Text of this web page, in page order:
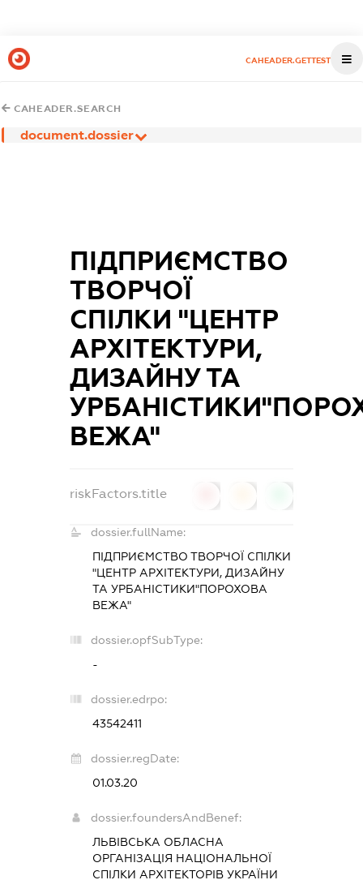
CAHEADER.GETTEST
CAHEADER.SEARCH
document.dossier
ПІДПРИЄМСТВО
ТВОРЧОЇ
СПІЛКИ "ЦЕНТР
АРХІТЕКТУРИ,
ДИЗАЙНУ ТА
ВЕЖА"
riskFactors.title
dossier.fullName:
ПІДПРИЄМСТВО ТВОРЧОЇ СПІЛКИ
"ЦЕНТР АРХІТЕКТУРИ, ДИЗАЙНУ
ТА УРБАНІСТИКИ"ПОРОХОВА
ВЕЖА"
dossier.opfSubType:
-
dossier.edrpo:
43542411
dossier.regDate:
01.03.20
dossier.foundersAndBenef:
ЛЬВІВСЬКА ОБЛАСНА
ОРГАНІЗАЦІЯ НАЦІОНАЛЬНОЇ
СПІЛКИ АРХІТЕКТОРІВ УКРАЇНИ